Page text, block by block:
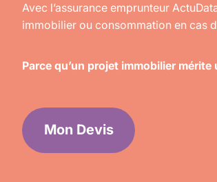
Avec l’assurance emprunteur
immobilier ou consommation en cas
Parce qu’un projet immobilier
Mon Devis